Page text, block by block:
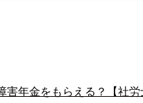
年金をもらえる？【社労